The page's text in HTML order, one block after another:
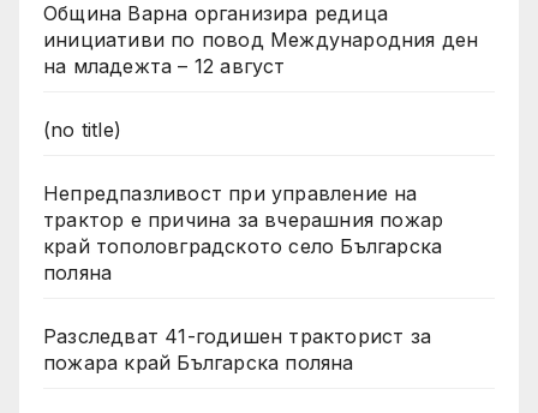
Община Варна организира редица
инициативи по повод Международния ден
на младежта – 12 август
(no title)
Непредпазливост при управление на
трактор е причина за вчерашния пожар
край тополовградското село Българска
поляна
Разследват 41-годишен тракторист за
пожара край Българска поляна